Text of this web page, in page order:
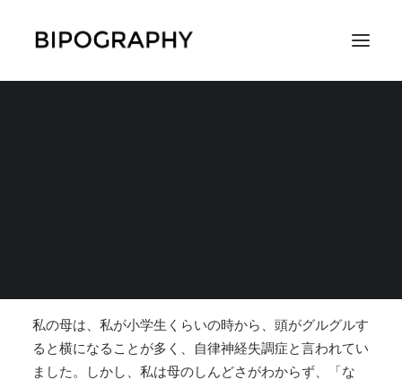
私の母は、私が小学生くらいの時から、頭がグルグルす
ると横になることが多く、自律神経失調症と言われてい
ました。
しかし、私は母のしんどさがわからず、「な